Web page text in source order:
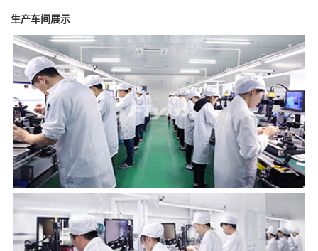
生产车间展示